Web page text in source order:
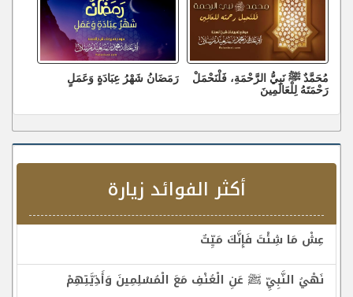
مُحَمَّدٌ ﷺ نَبِيُّ الرَّحْمَةِ، فَلْنَحْمَلْ
رَحْمَتَهُ لِلْعَالَمِينَ
رَمَضَانُ شَهْرُ عِبَادَةٍ وَعَمَلٍ
أكثر الفوائد زيارة
عِشْ مَا شِئْتَ فَإِنَّكَ مَيِّتٌ
نَهْيُ النَّبِيِّ ﷺ عَنِ الْعُنْفِ مَعَ الْمُسْلِمِينَ وَأَذِيَّتِهِمْ